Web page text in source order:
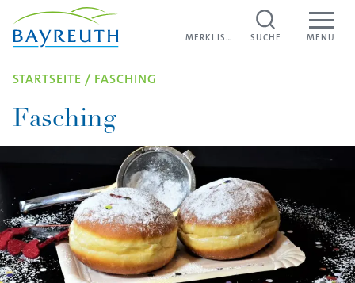
Direkt zum Inhalt
MENU
SUCHE
MERKLISTE
STARTSEITE / FASCHING
Fasching